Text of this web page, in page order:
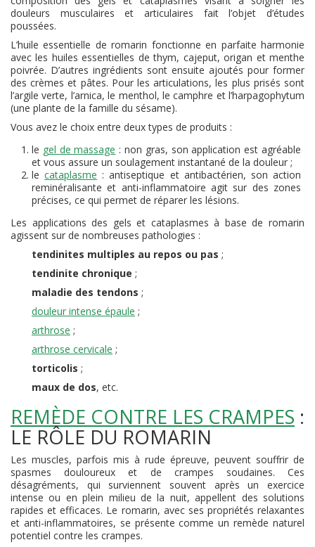
douleurs musculaires et articulaires fait l’objet d’études
poussées.
L’huile essentielle de romarin fonctionne en parfaite harmonie
avec les huiles essentielles de thym, cajeput, origan et menthe
poivrée. D’autres ingrédients sont ensuite ajoutés pour former
des crèmes et pâtes. Pour les articulations, les plus prisés sont
l’argile verte, l’arnica, le menthol, le camphre et l’harpagophytum
(une plante de la famille du sésame).
Vous avez le choix entre deux types de produits :
le gel de massage : non gras, son application est agréable
et vous assure un soulagement instantané de la douleur ;
lecataplasme : antiseptique et antibactérien, son action
reminéralisante et anti-inflammatoire agit sur des zones
précises, ce qui permet de réparer les lésions.
Les applications des gels et cataplasmes à base de romarin
agissent sur de nombreuses pathologies :
tendinites multiples au repos ou pas ;
tendinite chronique ;
maladie des tendons ;
douleur intense épaule ;
arthrose ;
arthrose cervicale ;
torticolis ;
maux de dos, etc.
REMÈDE CONTRE LES CRAMPES :
LE RÔLE DU ROMARIN
Les muscles, parfois mis à rude épreuve, peuvent souffrir de
spasmes douloureux et de crampes soudaines. Ces
désagréments, qui surviennent souvent après un exercice
intense ou en plein milieu de la nuit, appellent des solutions
rapides et efficaces. Le romarin, avec ses propriétés relaxantes
et anti-inflammatoires, se présente comme un remède naturel
potentiel contre les crampes.